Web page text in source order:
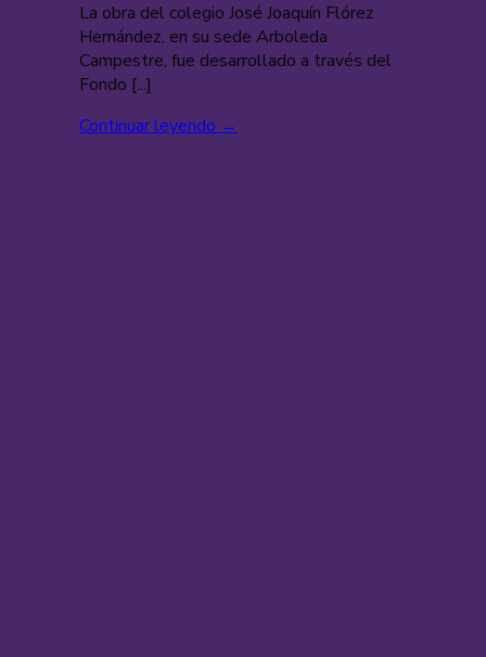
La obra del colegio José Joaquín Flórez
Hernández, en su sede Arboleda
Campestre, fue desarrollado a través del
Fondo [...]
Continuar leyendo →